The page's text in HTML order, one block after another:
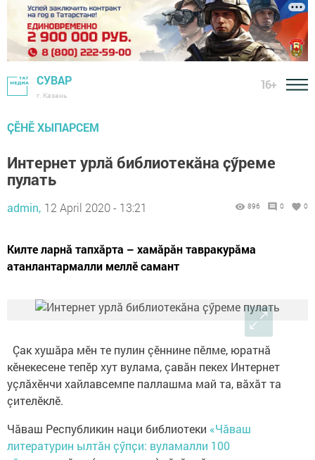
СУВАР
г. Казань
16+
ÇӖНӖ ХЫПАРСЕМ
Интернет урлӑ библиотекӑна ҫӳреме
пулать
admin, 12 April 2020 - 13:21 896 0 0
Килте ларнă тапхăрта – хамăрăн тавракурăма
атанлантармалли меллĕ самант
Çак хушăра мĕн те пулин çĕннине пĕлме, юратнă
кĕнекесене тепĕр хут вулама, çавăн пекех Интернет
уçлăхĕнчи хайлавсемпе паллашма май та, вăхăт та
çителĕклĕ.
Чăваш Республикин наци библиотеки «Чӑваш
литературин ылтӑн ҫӳпҫи: вуламалли 100